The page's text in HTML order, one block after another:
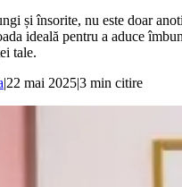
și însorite, nu este doar
ideală pentru a aduce
tale.
|22 mai 2025|3 min citire